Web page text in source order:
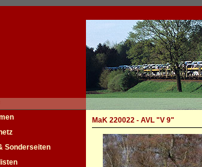
Sonderseiten
MaK 220022 - AVL "V 9"